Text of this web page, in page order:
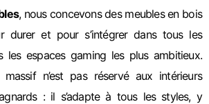
, nous concevons des meubles en bois
durer et pour s’intégrer dans tous les
les espaces gaming les plus ambitieux.
n’est pas réservé aux intérieurs
: il s’adapte à tous les styles, y